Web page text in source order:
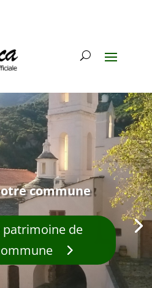
commune
patrimoine de